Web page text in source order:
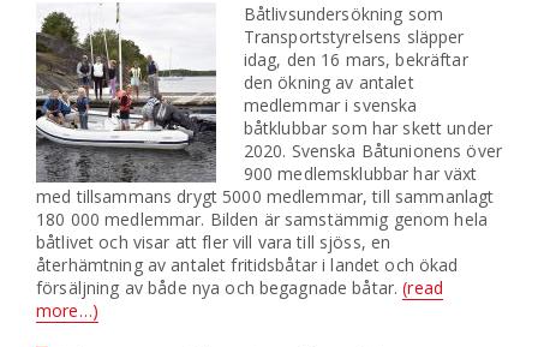
Båtlivsundersökning som
Transportstyrelsens släpper
idag, den 16 mars, bekräftar
den ökning av antalet
medlemmar i svenska
båtklubbar som har skett under
2020. Svenska Båtunionens över
900 medlemsklubbar har växt
med tillsammans drygt 5000 medlemmar, till sammanlagt
180 000 medlemmar. Bilden är samstämmig genom hela
båtlivet och visar att fler vill vara till sjöss, en
återhämtning av antalet fritidsbåtar i landet och ökad
försäljning av både nya och begagnade båtar.(read
more…)